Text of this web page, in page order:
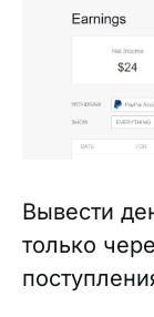
Вывести
только